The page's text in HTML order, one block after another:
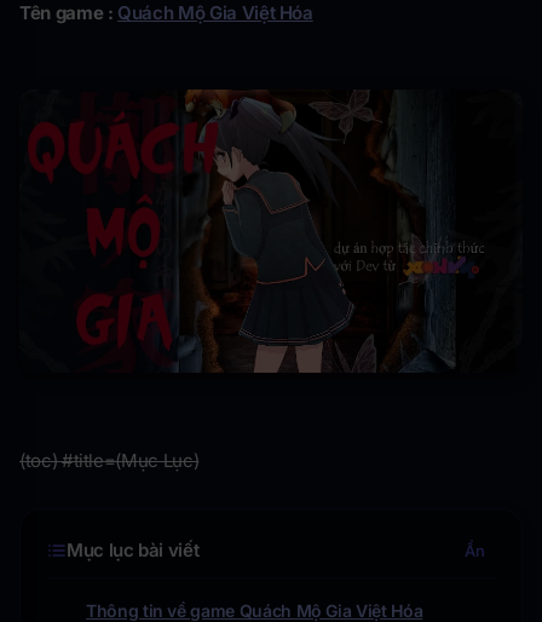
Tên game : Quách Mộ Gia Việt Hóa
(toc) #title=(Mục Lục)
Mục lục bài viết Ẩn
Thông tin về game Quách Mộ Gia Việt Hóa